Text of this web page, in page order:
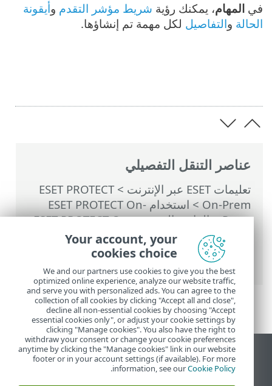
عناصر التنقل التفصيلي
تعليمات ESET عبر الإنترنت >
ESET PROTECT
On-Prem
>
استخدام ‎ESET PROTECT On-
Prem
>
القائمة الرئيسية ESET PROTECT On-
>المهام >مهام الخادم>مزامنة
المجموعة الثابتة
Windows
في المهام، يمكنك رؤية شريط مؤشر التقدم وأيقونة
الحالة والتفاصيل لكل مهمة تم إنشاؤها.
عرض موقع سطح المكتب
End of Life
Your account, your
cookies choice
We and our partners use cookies to give you the best
optimized online experience, analyze our website traffic,
and serve you with personalized ads. You can agree to the
collection of all cookies by clicking "Accept all and close",
decline all non-essential cookies by choosing "Accept
essential cookies only", or adjust your cookie settings by
clicking "Manage cookies". You also have the right to
withdraw your consent or change your cookie preferences
anytime by clicking the "Manage cookies" link in our website
footer or in your account settings (if available). For more
information, see ourCookie Policy
.